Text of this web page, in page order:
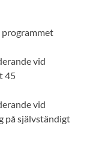
programmet
vid
45
vid
på självständigt